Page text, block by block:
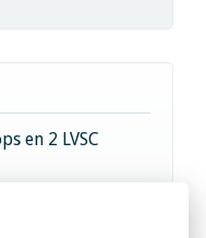
en 2 LVSC
vakgenoten